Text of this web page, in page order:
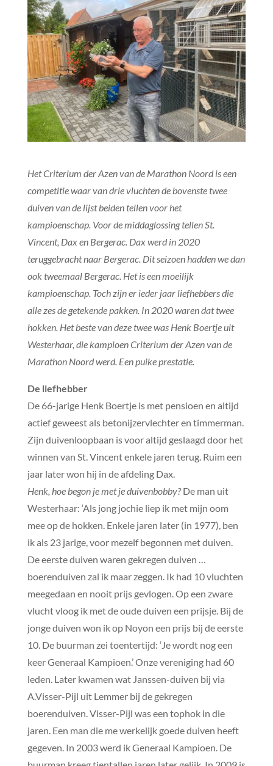
Het Criterium der Azen van de Marathon Noord is een
competitie waar van drie vluchten de bovenste twee
duiven van de lijst beiden tellen voor het
kampioenschap. Voor de middaglossing tellen St.
Vincent, Dax en Bergerac. Dax werd in 2020
teruggebracht naar Bergerac. Dit seizoen hadden we dan
ook tweemaal Bergerac. Het is een moeilijk
kampioenschap. Toch zijn er ieder jaar liefhebbers die
alle zes de getekende pakken. In 2020 waren dat twee
hokken. Het beste van deze twee was Henk Boertje uit
Westerhaar, die kampioen Criterium der Azen van de
Marathon Noord werd. Een puike prestatie.
De liefhebber
De 66-jarige Henk Boertje is met pensioen en altijd
actief geweest als betonijzervlechter en timmerman.
Zijn duivenloopbaan is voor altijd geslaagd door het
winnen van St. Vincent enkele jaren terug. Ruim een
jaar later won hij in de afdeling Dax.
Henk, hoe begon je met je duivenbobby?De man uit
Westerhaar: ‘Als jong jochie liep ik met mijn oom
mee op de hokken. Enkele jaren later (in 1977), ben
ik als 23 jarige, voor mezelf begonnen met duiven.
De eerste duiven waren gekregen duiven …
boerenduiven zal ik maar zeggen. Ik had 10 vluchten
meegedaan en nooit prijs gevlogen. Op een zware
vlucht vloog ik met de oude duiven een prijsje. Bij de
jonge duiven won ik op Noyon een prijs bij de eerste
10. De buurman zei toentertijd: ‘Je wordt nog een
keer Generaal Kampioen.’ Onze vereniging had 60
leden. Later kwamen wat Janssen-duiven bij via
A.Visser-Pijl uit Lemmer bij de gekregen
boerenduiven. Visser-Pijl was een tophok in die
jaren. Een man die me werkelijk goede duiven heeft
gegeven. In 2003 werd ik Generaal Kampioen. De